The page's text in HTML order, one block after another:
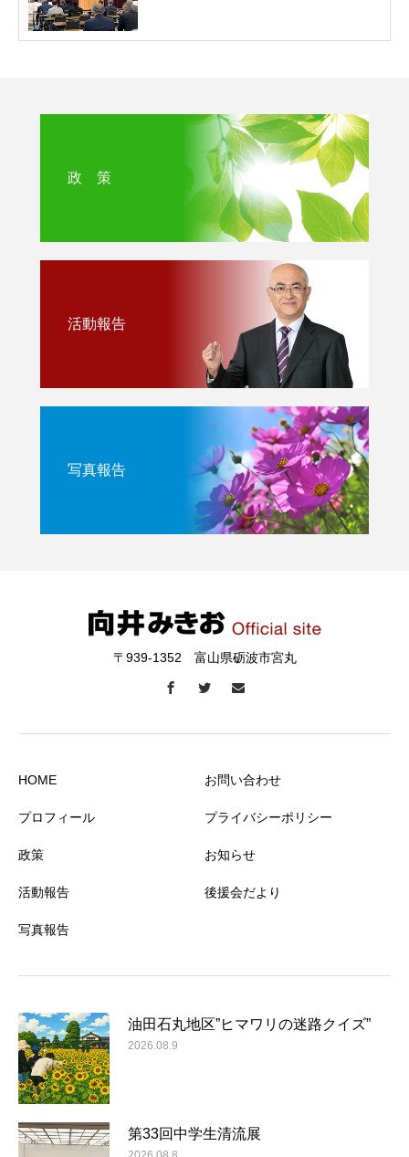
政 策
活動報告
写真報告
〒939-1352 富山県砺波市宮丸
HOME
プロフィール
政策
活動報告
写真報告
お問い合わせ
プライバシーポリシー
お知らせ
後援会だより
油田石丸地区”ヒマワリの迷路クイズ”
2026.08.9
第33回中学生清流展